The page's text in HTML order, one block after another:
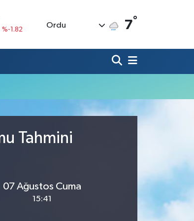
%-1.82
%0.02
Ordu 7°
Tahmini
07 Ağustos Cuma
15:41